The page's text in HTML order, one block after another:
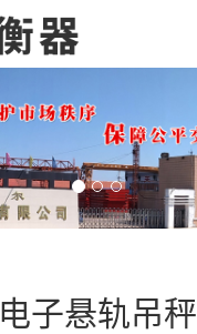
电子悬轨吊秤